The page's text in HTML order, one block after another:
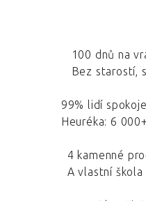
100 dnů na
Bez starostí,
99% lidí
Heuréka: 6
4 kamenné
A vlastní